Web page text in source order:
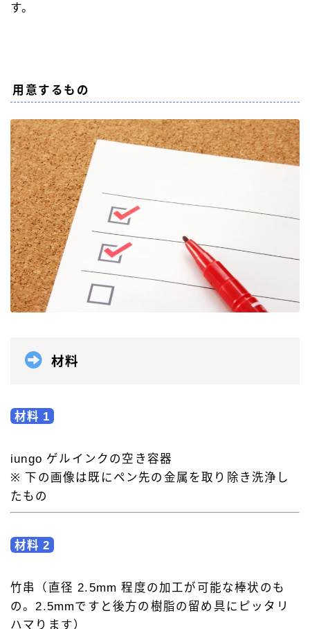
す。
用意するもの
材料
材料 1
iungo ゲルインクの空き容器
※ 下の画像は既にペン先の金属を取り除き洗浄し
たもの
材料 2
竹串（直径 2.5mm 程度の加工が可能な棒状のも
の。2.5mmですと後方の樹脂の留め具にピッタリ
ハマります）